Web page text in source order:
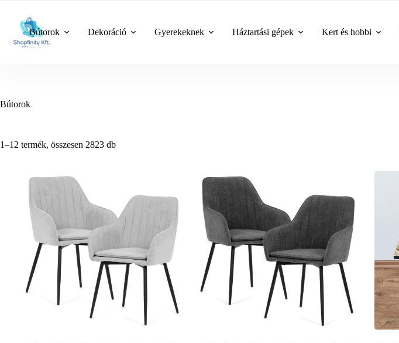
content
Bútorok Dekoráció Gyerekeknek Háztartási gépek Kert és hobbi
Bútorok
1–12 termék, összesen 2823 db